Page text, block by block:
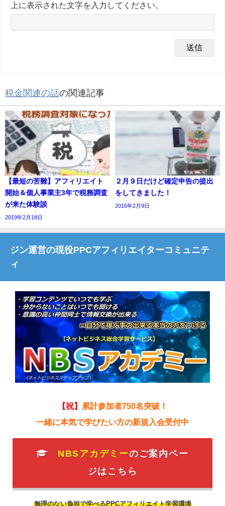
上に表示された文字を入力してください。
税金関連の話の関連記事
【最短の苦難】アフィリエイト
開始＆個人事業主3年で税務調査
が来た体験談
2019年2月18日
２月９日だけど確定申告の提出
をしてきました！
2016年2月9日
ジン運営の現役PPCアフィリエイターコミュニテ
ィ
【祝】
累計参加者750名突破！
一緒に本気で学びたい方の新規入会受付中
NBSアカデミーのご案内ペー
ジはこちら
無理のない負担で学べるPPCアフィリエイト学習環境